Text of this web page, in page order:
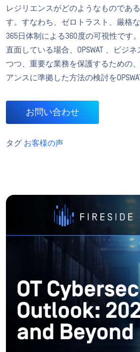
レジリエンスがどのようなものであ
す。すなわち、ゼロトラスト、厳格
365日体制による360度の可視性です
直面している場合、OPSWAT 、ビジ
つつ、重要な業務を保護するための
アンスに準拠した方法の検討を
お問い合わせ
タグ お客様の声